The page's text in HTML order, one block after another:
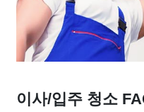
이사/입주 청소